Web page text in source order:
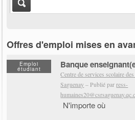
Offres d'emploi mises en
Emploi
étudiant Banque
Centre de services scolaire
Saguenay – Publié parress-
N'importe où